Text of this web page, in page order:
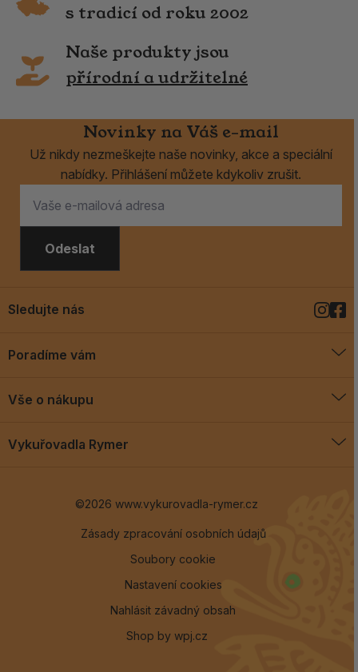
s tradicí od roku 2002
Naše produkty jsou
přírodní a udržitelné
Novinky na Váš e-mail
Už nikdy nezmeškejte naše novinky, akce a speciální
nabídky. Přihlášení můžete kdykoliv zrušit.
Odeslat
Poradíme vám
Blog
Vše o nákupu
Vykuřovadla Rymer
Sledujte nás
©2026 www.vykurovadla-rymer.cz
Zásady zpracování osobních údajů
Soubory cookie
Nastavení cookies
Nahlásit závadný obsah
Shop by wpj.cz